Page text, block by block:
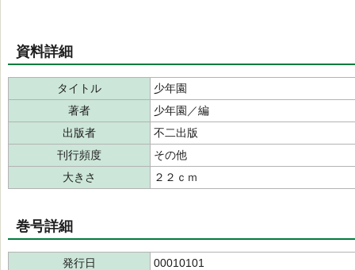
資料詳細
タイトル
少年園
著者
少年園／編
出版者
不二出版
刊行頻度
その他
大きさ
２２ｃｍ
巻号詳細
発行日
00010101